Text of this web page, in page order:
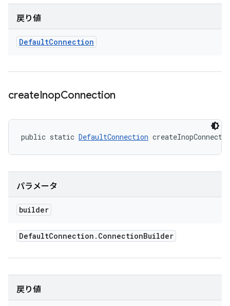
戻り値
DefaultConnection
createInopConnection
public static DefaultConnection
パラメータ
builder
DefaultConnection . ConnectionBuilder
戻り値